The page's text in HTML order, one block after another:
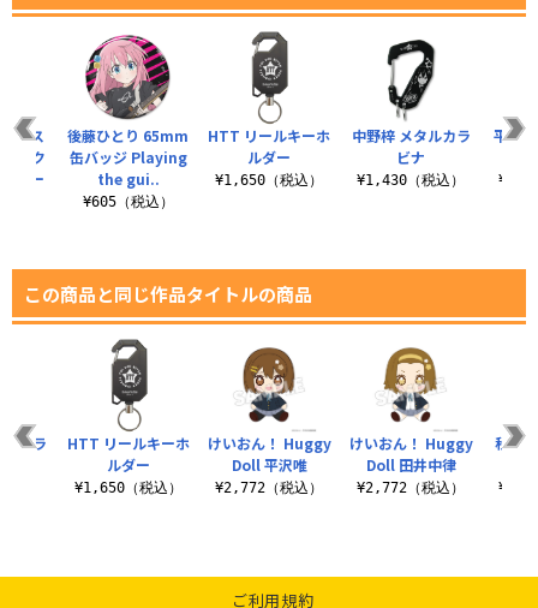
HTT リールキーホ
ルダー
¥1,650（税込）
中野梓 メタルカラ
ビナ
¥1,430（税込）
平沢
クス
アク
ダー
後藤ひとり 65mm
缶バッジ Playing
the gui..
¥605（税込）
この商品と同じ作品タイトルの商品
けいおん！ Huggy
Doll 平沢唯
¥2,772（税込）
けいおん！ Huggy
Doll 田井中律
¥2,772（税込）
秋山
カラ
HTT リールキーホ
ルダー
¥1,650（税込）
ご利用規約